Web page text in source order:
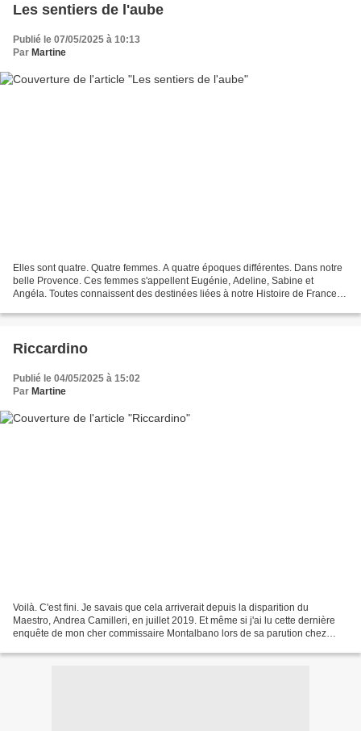
Les sentiers de l'aube
Publié le 07/05/2025 à 10:13
Par Martine
Elles sont quatre. Quatre femmes. A quatre époques différentes. Dans notre
belle Provence. Ces femmes s'appellent Eugénie, Adeline, Sabine et
Angéla. Toutes connaissent des destinées liées à notre Histoire de France et
Riccardino
Publié le 04/05/2025 à 15:02
Par Martine
Voilà. C'est fini. Je savais que cela arriverait depuis la disparition du
Maestro, Andrea Camilleri, en juillet 2019. Et même si j'ai lu cette dernière
enquête de mon cher commissaire Montalbano lors de sa parution chez